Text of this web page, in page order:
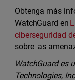
Obtenga más
WatchGuard en
ciberseguridad
sobre las
WatchGuard es
Technologies,